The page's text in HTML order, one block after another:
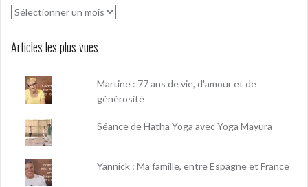
Archives
Articles les plus vues
Martine : 77 ans de vie, d'amour et de
générosité
Séance de Hatha Yoga avec Yoga Mayura
Yannick : Ma famille, entre Espagne et France